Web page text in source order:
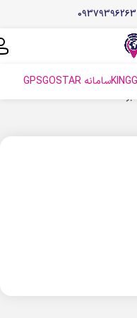
سامانه GPSGOSTAR
برگه 2